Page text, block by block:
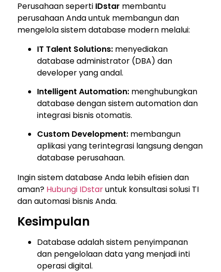
Perusahaan seperti IDstar membantu
perusahaan Anda untuk membangun dan
mengelola sistem database modern melalui:
IT Talent Solutions: menyediakan
database administrator (DBA) dan
developer yang andal.
Intelligent Automation: menghubungkan
database dengan sistem automation dan
integrasi bisnis otomatis.
Custom Development: membangun
aplikasi yang terintegrasi langsung dengan
database perusahaan.
Ingin sistem database Anda lebih efisien dan
aman? Hubungi IDstaruntuk konsultasi solusi TI
dan automasi bisnis Anda.
Kesimpulan
Database adalah sistem penyimpanan
dan pengelolaan data yang menjadi inti
operasi digital.